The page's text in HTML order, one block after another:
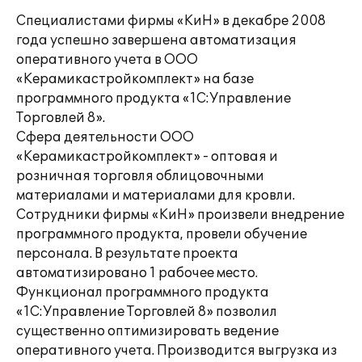
Специалистами фирмы «КиН» в декабре 2008
года успешно завершена автоматизация
оперативного учета в ООО
«Керамикастройкомплект» на базе
программного продукта «1С:Управление
Торговлей 8».
Сфера деятельности ООО
«Керамикастройкомплект» - оптовая и
розничная торговля облицовочными
материалами и материалами для кровли.
Сотрудники фирмы «КиН» произвели внедрение
программного продукта, провели обучение
персонала. В результате проекта
автоматизировано 1 рабочее место.
Функционал программного продукта
«1С:Управление Торговлей 8» позволил
существенно оптимизировать ведение
оперативного учета. Производится выгрузка из